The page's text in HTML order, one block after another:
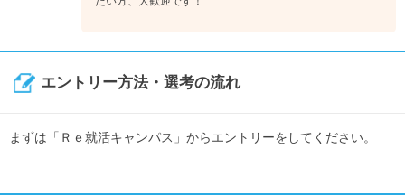
エントリー方法・選考の流れ
まずは「Ｒｅ就活キャンパス」からエントリーをしてください。